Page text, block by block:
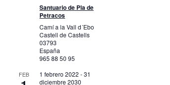
Santuario de Pla de
Petracos
Camí a la Vall d´Ebo
Castell de Castells
03793
España
965 88 50 95
FEB 1 febrero 2022 -31
diciembre 2030